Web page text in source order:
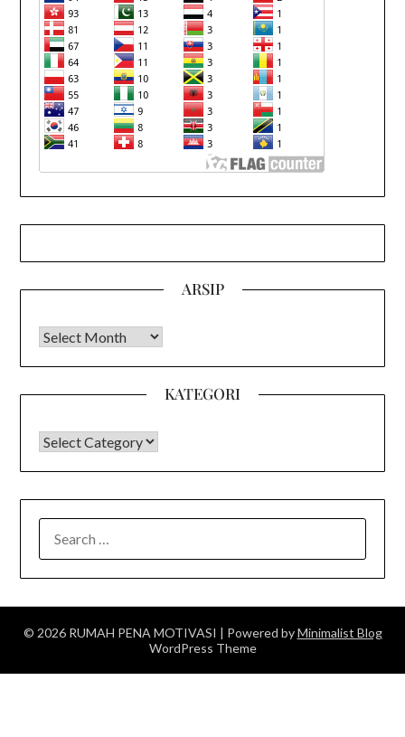
ARSIP
Arsip
KATEGORI
KATEGORI
FOR:
© 2026 RUMAH PENA MOTIVASI | Powered byMinimalist Blog
WordPress Theme